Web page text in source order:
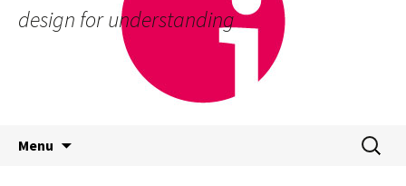
design for understanding
Menu
Suchen
nach: